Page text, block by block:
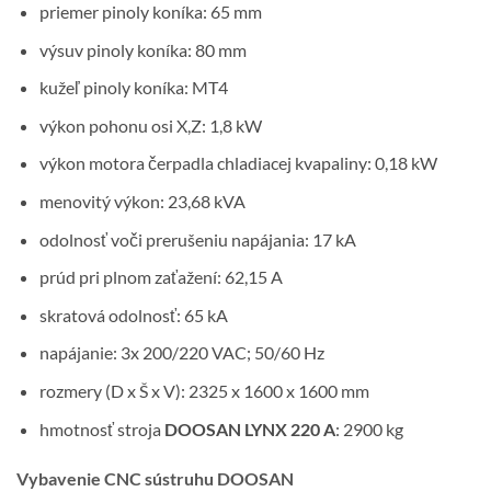
priemer pinoly koníka: 65 mm
výsuv pinoly koníka: 80 mm
kužeľ pinoly koníka: MT4
výkon pohonu osi X,Z: 1,8 kW
výkon motora čerpadla chladiacej kvapaliny: 0,18 kW
menovitý výkon: 23,68 kVA
odolnosť voči prerušeniu napájania: 17 kA
prúd pri plnom zaťažení: 62,15 A
skratová odolnosť: 65 kA
napájanie: 3x 200/220 VAC; 50/60 Hz
rozmery (D x Š x V): 2325 x 1600 x 1600 mm
hmotnosť stroja DOOSAN LYNX 220 A: 2900 kg
Vybavenie CNC sústruhu DOOSAN